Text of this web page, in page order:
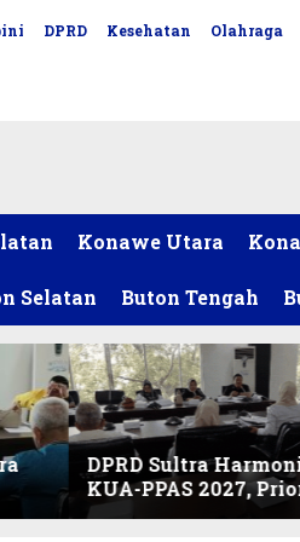
DPRD Kesehatan Olahraga
Konawe Utara
Selatan Buton Tengah
DPRD Sultra
KUA-PPAS 2027,
Pendidikan,